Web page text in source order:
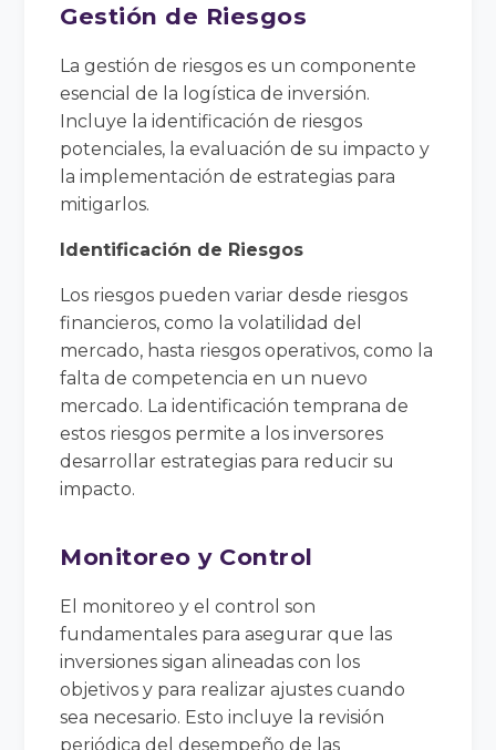
Gestión de Riesgos
La gestión de riesgos es un componente
esencial de la logística de inversión.
Incluye la identificación de riesgos
potenciales, la evaluación de su impacto y
la implementación de estrategias para
mitigarlos.
Identificación de Riesgos
Los riesgos pueden variar desde riesgos
financieros, como la volatilidad del
mercado, hasta riesgos operativos, como la
falta de competencia en un nuevo
mercado. La identificación temprana de
estos riesgos permite a los inversores
desarrollar estrategias para reducir su
impacto.
Monitoreo y Control
El monitoreo y el control son
fundamentales para asegurar que las
inversiones sigan alineadas con los
objetivos y para realizar ajustes cuando
sea necesario. Esto incluye la revisión
periódica del desempeño de las